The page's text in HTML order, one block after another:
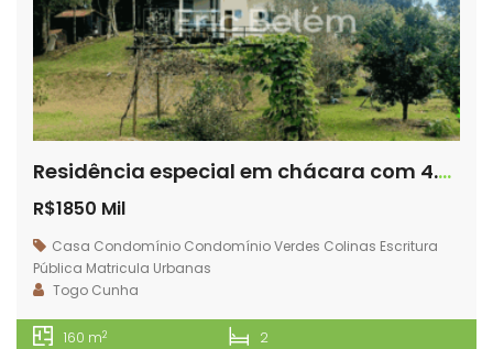
Residência especial em chácara com 4.000 m² no condomínio mais próximo do centro de Rancho Queimado – SC – VC25
R$1850 Mil
Casa Condomínio Condomínio Verdes Colinas Escritura
Pública Matricula Urbanas
Togo Cunha
160 m2 2